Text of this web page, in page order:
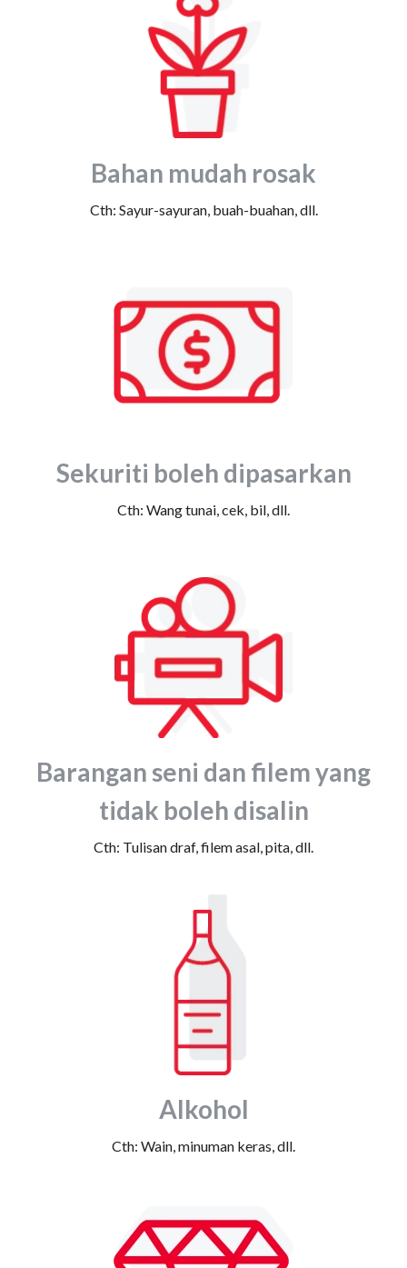
Bahan mudah rosak
Cth: Sayur-sayuran, buah-buahan, dll.
Sekuriti boleh dipasarkan
Cth: Wang tunai, cek, bil, dll.
Barangan seni dan filem yang
tidak boleh disalin
Cth: Tulisan draf, filem asal, pita, dll.
Alkohol
Cth: Wain, minuman keras, dll.